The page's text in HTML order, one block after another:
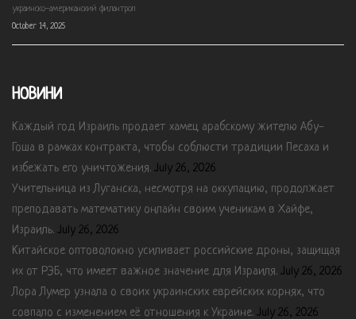
украинско-американский филантроп
October 14, 2025
НОВИНИ
Каждый год Израиль продает хамец арабскому жителю Абу-
Гоша в рамках контракта, чтобы соблюсти традиции Песаха и
избежать его уничтожения. July 26, 2026
Учительница из Луганска, несмотря на оккупацию, продолжает
преподавать математику онлайн своим ученикам в Хайфе,
Израиль. July 26, 2026
Китайское оптоволокно усиливает российские дроны, защищая
их от РЭБ, что имеет важное значение для Израиля. July 26, 2026
Лора Лумер узнала о своих украинских еврейских корнях, что
совпало с изменением её отношения к Украине. July 26, 2026